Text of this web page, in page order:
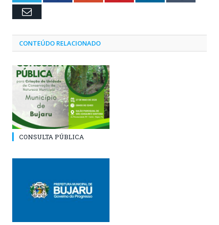
Email
CONTEÚDO RELACIONADO
CONSULTA PÚBLICA